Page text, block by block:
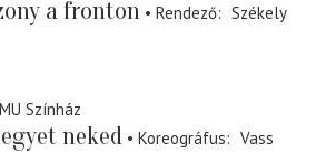
a fronton Rendező
Székely
MU Színház
neked Koreográfus
Vass